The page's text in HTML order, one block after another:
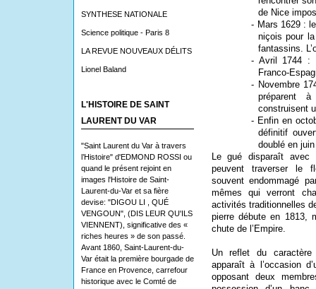
SYNTHESE NATIONALE
Science politique - Paris 8
LA REVUE NOUVEAUX DÉLITS
Lionel Baland
L'HISTOIRE DE SAINT
LAURENT DU VAR
"Saint Laurent du Var à travers
l’Histoire" d'EDMOND ROSSI ou
quand le présent rejoint en
images l'Histoire de Saint-
Laurent-du-Var et sa fière
devise: "DIGOU LI , QUÉ
VENGOUN", (DIS LEUR QU'ILS
VIENNENT), significative des «
riches heures » de son passé.
Avant 1860, Saint-Laurent-du-
Var était la première bourgade de
France en Provence, carrefour
historique avec le Comté de
de Nice
- Mars 1629 :
niçois pour
fantassins.
- Avril 1744 :
Franco-
- Novembre
préparent
construisent
- Enfin en
définitif
doublé en
Le gué disparaît avec
peuvent traverser le
souvent endommagé
mêmes qui verront
activités traditionnelles
pierre débute en 1813,
chute de l’Empire.
Un reflet du
apparaît à l’occasion
opposant deux